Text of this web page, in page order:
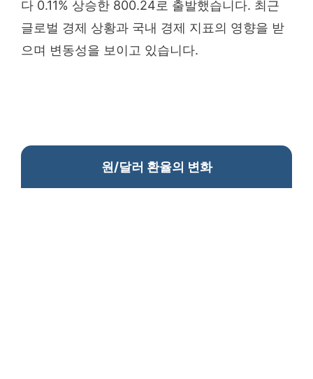
다 0.11% 상승한 800.24로 출발했습니다. 최근
글로벌 경제 상황과 국내 경제 지표의 영향을 받
으며 변동성을 보이고 있습니다.
원/달러 환율의 변화